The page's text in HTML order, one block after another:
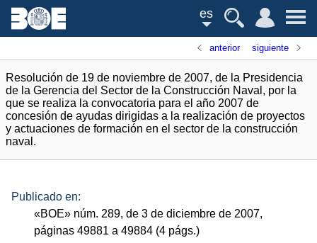
es
anterior siguiente
Resolución de 19 de noviembre de 2007, de la Presidencia
de la Gerencia del Sector de la Construcción Naval, por la
que se realiza la convocatoria para el año 2007 de
concesión de ayudas dirigidas a la realización de proyectos
y actuaciones de formación en el sector de la construcción
naval.
Publicado en:
«BOE» núm. 289, de 3 de diciembre de 2007,
páginas 49881 a 49884 (4 págs.)